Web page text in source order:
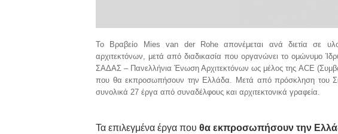
Το Βραβείο Mies van der Rohe απονέμεται ανά διετία σε
αρχιτεκτόνων, μετά από διαδικασία που οργανώνει το ομώνυμο
ΣΑΔΑΣ – Πανελλήνια Ένωση Αρχιτεκτόνων ως μέλος της ACE
που θα εκπροσωπήσουν την Ελλάδα. Μετά από πρόσκληση του
συνολικά 27 έργα από συναδέλφους και αρχιτεκτονικά γραφεία.
Τα επιλεγμένα έργα που θα εκπροσωπήσουν την